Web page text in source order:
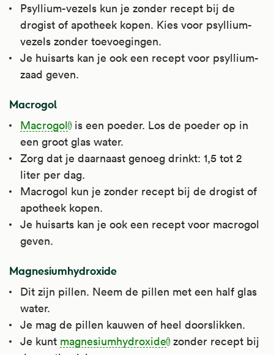
Psyllium-vezels kun je zonder recept bij de
drogist of apotheek kopen. Kies voor psyllium-
vezels zonder toevoegingen.
Je huisarts kan je ook een recept voor psyllium-
zaad geven.
Macrogol
Macrogol is een poeder. Los de poeder op in
een groot glas water.
Zorg dat je daarnaast genoeg drinkt: 1,5 tot 2
liter per dag.
Macrogol kun je zonder recept bij de drogist of
apotheek kopen.
Je huisarts kan je ook een recept voor macrogol
geven.
Magnesiumhydroxide
Dit zijn pillen. Neem de pillen met een half glas
water.
Je mag de pillen kauwen of heel doorslikken.
Je kunt magnesiumhydroxide zonder recept bij